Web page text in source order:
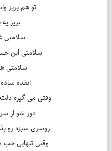
تو هم بریز
بریز
سلامتی
سلامتی این
سلامتی
انقده
وقتی می گیره
دور شو از
روسری سبزه رو
وقتی تنهایی خب